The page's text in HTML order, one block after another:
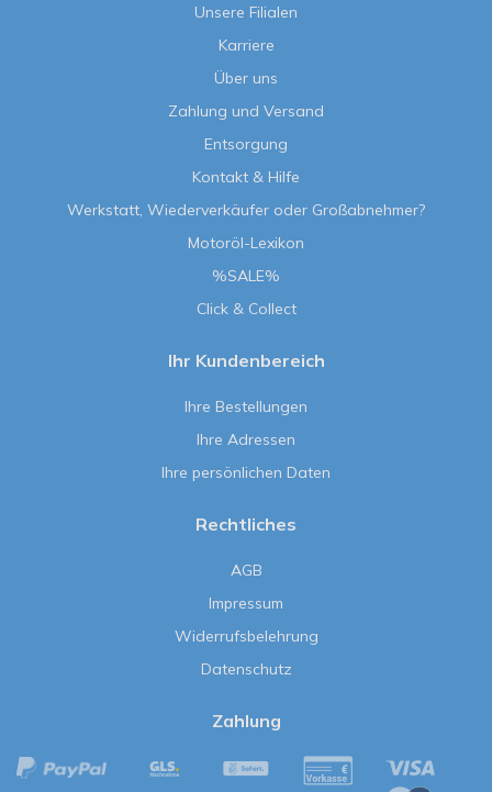
Unsere Filialen
Karriere
Über uns
Zahlung und Versand
Entsorgung
Kontakt & Hilfe
Werkstatt, Wiederverkäufer oder Großabnehmer?
Motoröl-Lexikon
%SALE%
Click & Collect
Ihr Kundenbereich
Ihre Bestellungen
Ihre Adressen
Ihre persönlichen Daten
Rechtliches
AGB
Impressum
Widerrufsbelehrung
Datenschutz
Zahlung